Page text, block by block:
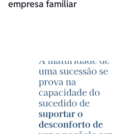
empresa familiar